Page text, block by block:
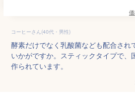
コーヒーさん(40代・男性)
酵素だけでなく乳酸菌なども配合され
いかがですか。スティックタイプで、
作られています。